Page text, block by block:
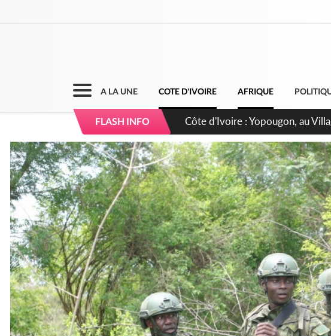
A LA UNE COTE D'IVOIRE AFRIQUE
FLASH INFO
Côte d'Ivoire : CHU de
direction sur les arriérés du